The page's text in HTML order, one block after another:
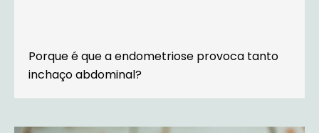
Porque é que a endometriose provoca tanto
inchaço abdominal?